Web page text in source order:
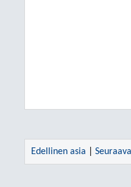
Edellinen asia